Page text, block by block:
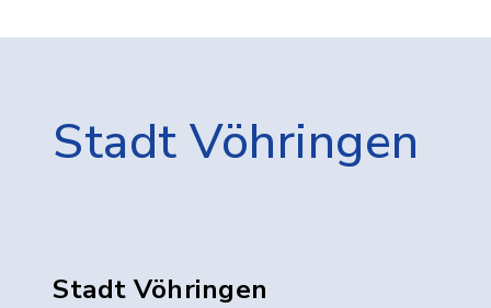
Stadt Vöhringen
Stadt Vöhringen